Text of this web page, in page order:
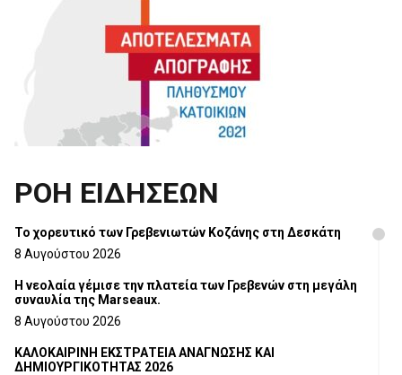
ΡΟΗ ΕΙΔΗΣΕΩΝ
Το χορευτικό των Γρεβενιωτών Κοζάνης στη Δεσκάτη
8 Αυγούστου 2026
Η νεολαία γέμισε την πλατεία των Γρεβενών στη μεγάλη
συναυλία της Marseaux.
8 Αυγούστου 2026
ΚΑΛΟΚΑΙΡΙΝΗ ΕΚΣΤΡΑΤΕΙΑ ΑΝΑΓΝΩΣΗΣ ΚΑΙ
ΔΗΜΙΟΥΡΓΙΚΟΤΗΤΑΣ 2026